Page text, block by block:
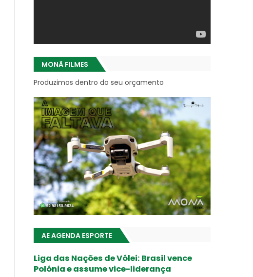
MONÃ FILMES
Produzimos dentro do seu orçamento
AE AGENDA ESPORTE
Liga das Nações de Vôlei: Brasil vence
Polônia e assume vice-liderança